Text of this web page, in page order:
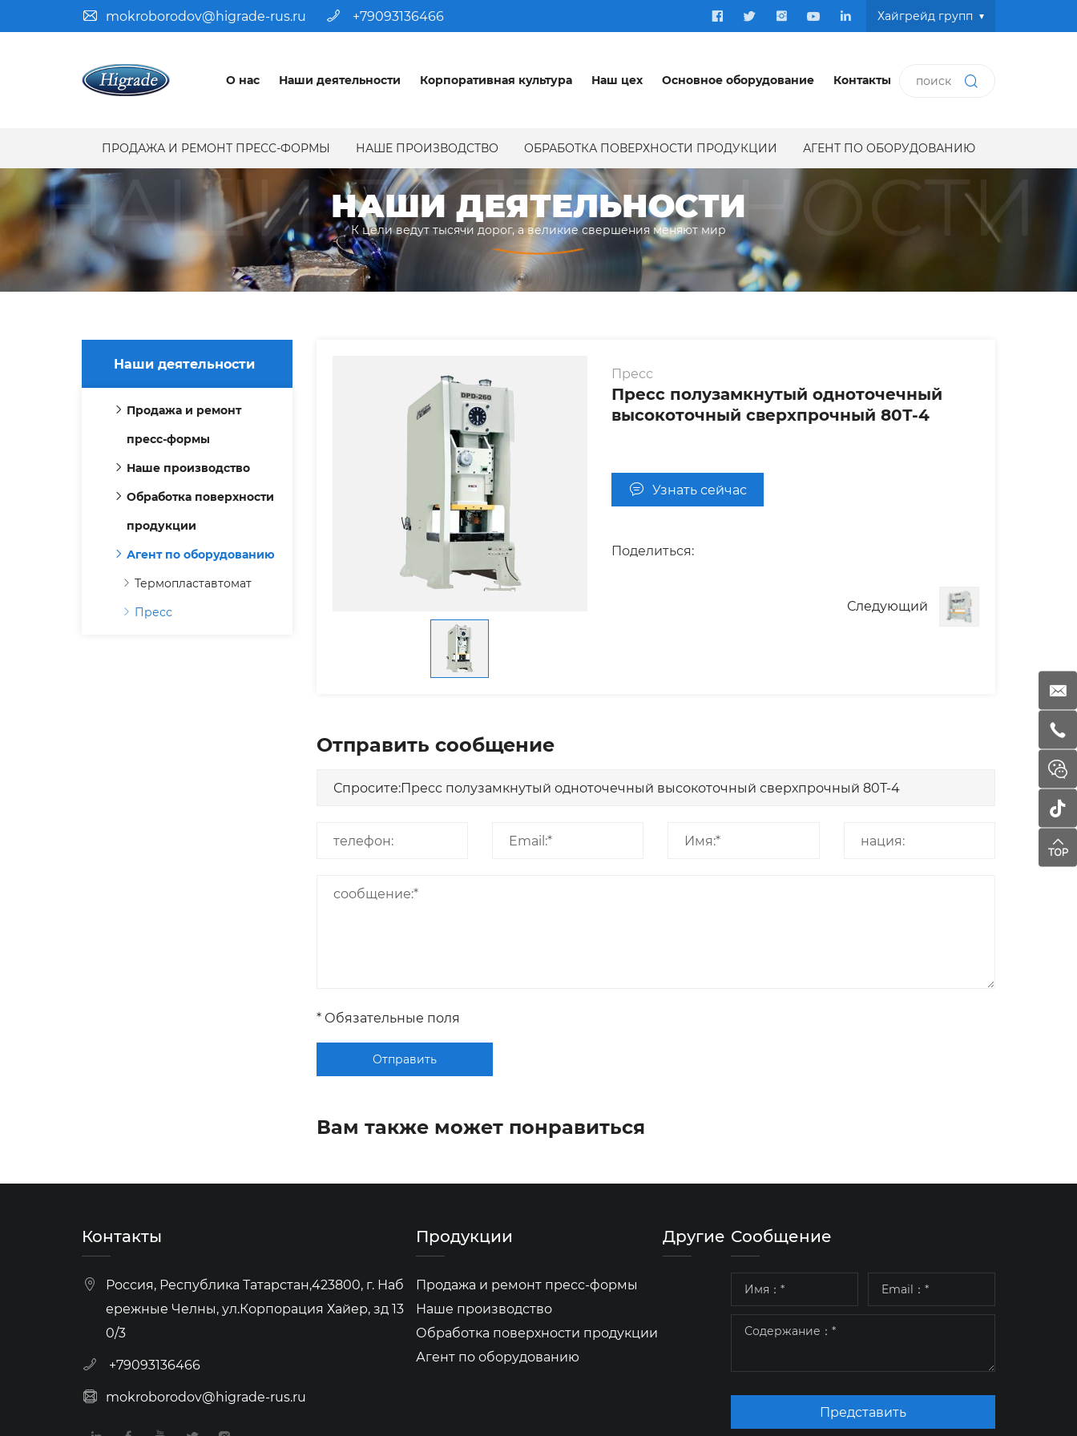
mokroborodov@higrade-rus.ru +79093136466 Хайгрейд групп
О нас Наши деятельности Корпоративная культура Наш цех Основное оборудование Контакты
ПРОДАЖА И РЕМОНТ ПРЕСС-ФОРМЫ НАШЕ ПРОИЗВОДСТВО ОБРАБОТКА ПОВЕРХНОСТИ ПРОДУКЦИИ АГЕНТ ПО ОБОРУДОВАНИЮ
НАШИ ДЕЯТЕЛЬНОСТИ
НАШИ ДЕЯТЕЛЬНОСТИ
К цели ведут тысячи дорог, а великие свершения меняют мир
Наши деятельности
Продажа и ремонт
пресс-формы
Наше производство
Обработка поверхности
продукции
Агент по оборудованию
Термопластавтомат
Пресс
Пресс
Пресс полузамкнутый одноточечный
высокоточный сверхпрочный 80Т-4
Узнать сейчас
Поделиться:
Следующий
Отправить сообщение
* Обязательные поля
Отправить
Вам также может понравиться
Контакты
Россия, Республика Татарстан,423800, г. Наб
ережные Челны, ул.Корпорация Хайер, зд 13
0/3
+79093136466
mokroborodov@higrade-rus.ru
Продукции
Продажа и ремонт пресс-формы
Наше производство
Обработка поверхности продукции
Агент по оборудованию
Другие Сообщение
Представить